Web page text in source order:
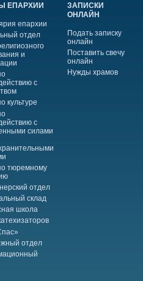
ЕПАРХИИ
епархии
отдел
и
с
культуре
с
силами
тюремному
отдел
склад
школа
отдел
ЗАПИСКИ
ОНЛАЙН
Подать записку
онлайн
Поставить свечу
онлайн
Нужды храмов